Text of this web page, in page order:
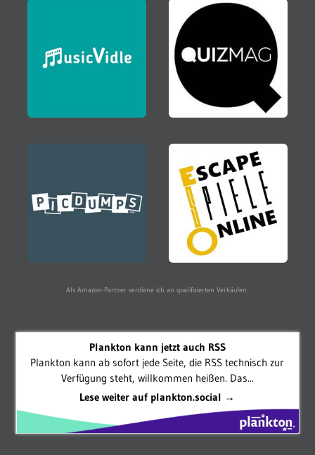
Als Amazon-Partner verdiene ich an qualifizierten Verkäufen.
Plankton kann jetzt auch RSS
Plankton kann ab sofort jede Seite, die RSS technisch zur
Verfügung steht, willkommen heißen. Das...
Lese weiter auf plankton.social →